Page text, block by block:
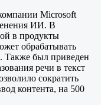
Microsoft
ИИ. В
в продукты
обрабатывать
Также был приведен
речи в текст
сократить
контента, на 500